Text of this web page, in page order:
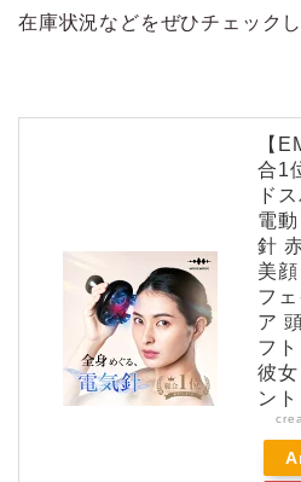
在庫状況などをぜひチェック
【
合1
ド
電
針
美
フ
ア
フ
彼
ント